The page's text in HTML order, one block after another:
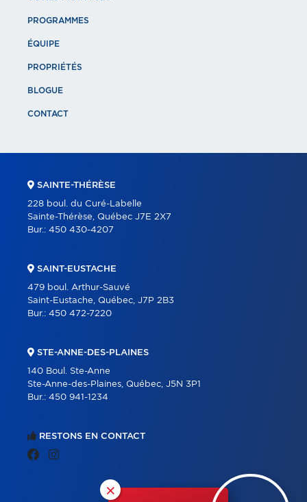
×
PROGRAMMES
ÉQUIPE
PROPRIÉTÉS
BLOGUE
CONTACT
RESTONS EN CONTACT
SAINTE-THÉRÈSE
228 boul. du Curé-Labelle
Sainte-Thérèse, Québec J7E 2X7
Bur.: 450 430-4207
SAINT-EUSTACHE
479 boul. Arthur-Sauvé
Saint-Eustache, Québec, J7P 2B3
Bur.: 450 472-7220
STE-ANNE-DES-PLAINES
140 Boul. Ste-Anne
Ste-Anne-des-Plaines, Québec, J5N 3P1
Bur.: 450 941-1234